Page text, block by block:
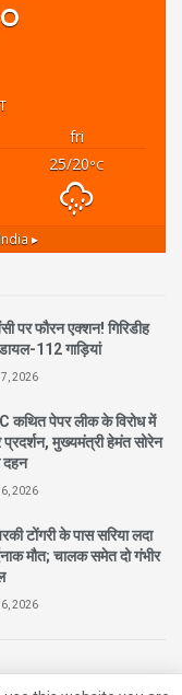
fri
25/20°C
▸
फौरन एक्शन! गिरिडीह
112 गाड़ियां
7, 2026
पेपर लीक के विरोध में
प्रदर्शन, मुख्यमंत्री हेमंत सोरेन
दहन
6, 2026
के पास सरिया लदा
मौत; चालक समेत दो गंभीर
6, 2026
Developed By Beat Of Life